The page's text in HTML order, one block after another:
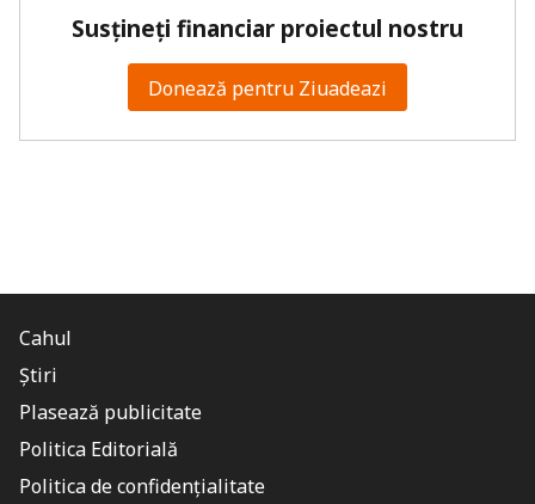
Susțineți financiar proiectul nostru
Donează pentru Ziuadeazi
Cahul
Știri
Plasează publicitate
Politica Editorială
Politica de confidențialitate